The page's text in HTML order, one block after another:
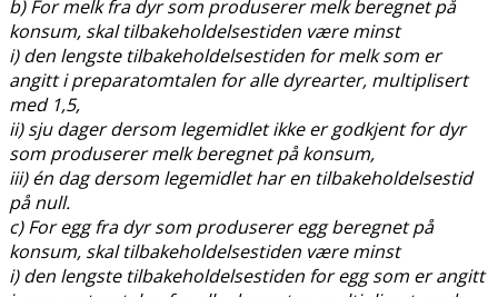
b) For melk fra dyr som produserer melk beregnet på
konsum, skal tilbakeholdelsestiden være minst
i) den lengste tilbakeholdelsestiden for melk som er
angitt i preparatomtalen for alle dyrearter, multiplisert
med 1,5,
ii) sju dager dersom legemidlet ikke er godkjent for dyr
som produserer melk beregnet på konsum,
iii) én dag dersom legemidlet har en tilbakeholdelsestid
på null.
c) For egg fra dyr som produserer egg beregnet på
konsum, skal tilbakeholdelsestiden være minst
i) den lengste tilbakeholdelsestiden for egg som er angitt